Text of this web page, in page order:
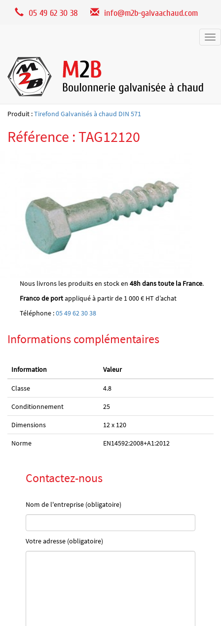
05 49 62 30 38 info@m2b-galvaachaud.com
Produit :Tirefond Galvanisés à chaud DIN 571
Référence : TAG12120
Nous livrons les produits en stock en 48h dans toute la France.
Franco de portappliqué à partir de 1 000 € HT d’achat
Téléphone :05 49 62 30 38
Informations complémentaires
Information Valeur
Classe 4.8
Conditionnement 25
Dimensions 12 x 120
Norme EN14592:2008+A1:2012
Contactez-nous
Nom de l'entreprise (obligatoire)
Votre adresse (obligatoire)